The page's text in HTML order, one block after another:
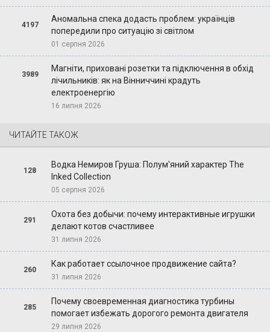
4197
Аномальна спека додасть проблем: українців
попередили про ситуацію зі світлом
01 серпня 2026
3989
Магніти, приховані розетки та підключення в обхід
лічильників: як на Вінниччині крадуть
електроенергію
16 липня 2026
ЧИТАЙТЕ ТАКОЖ
128
Водка Немиров Груша: Полум'яний характер The
Inked Collection
05 серпня 2026
291
Охота без добычи: почему интерактивные игрушки
делают котов счастливее
31 липня 2026
260
Как работает ссылочное продвижение сайта?
31 липня 2026
285
Почему своевременная диагностика турбины
помогает избежать дорогого ремонта двигателя
29 липня 2026